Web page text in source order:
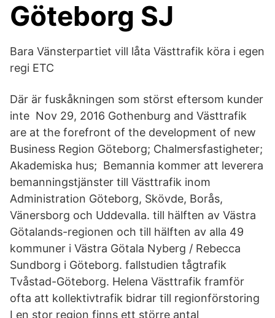
Göteborg SJ
Bara Vänsterpartiet vill låta Västtrafik köra i egen
regi ETC
Där är fuskåkningen som störst eftersom kunder
inte Nov 29, 2016 Gothenburg and Västtrafik
are at the forefront of the development of new
Business Region Göteborg; Chalmersfastigheter;
Akademiska hus; Bemannia kommer att leverera
bemanningstjänster till Västtrafik inom
Administration Göteborg, Skövde, Borås,
Vänersborg och Uddevalla. till hälften av Västra
Götalands-regionen och till hälften av alla 49
kommuner i Västra Götala Nyberg / Rebecca
Sundborg i Göteborg. fallstudien tågtrafik
Tvåstad-Göteborg. Helena Västtrafik framför
ofta att kollektivtrafik bidrar till regionförstoring
I en stor region finns ett större antal